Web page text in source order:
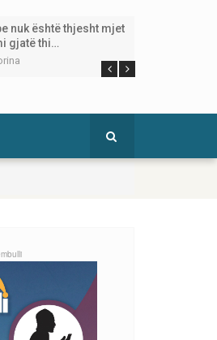
nuk është thjesht mjet
gjatë thi…